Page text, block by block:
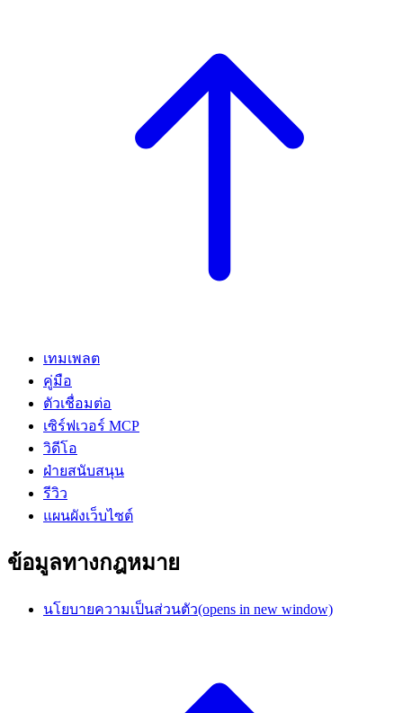
เทมเพลต
คู่มือ
ตัวเชื่อมต่อ
เซิร์ฟเวอร์ MCP
วิดีโอ
ฝ่ายสนับสนุน
รีวิว
แผนผังเว็บไซต์
ข้อมูลทางกฎหมาย
นโยบายความเป็นส่วนตัว(opens in new window)